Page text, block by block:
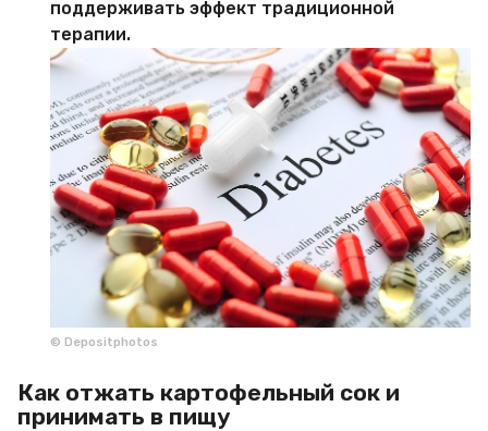
поддерживать эффект традиционной
терапии.
© Depositphotos
Как отжать картофельный сок и
принимать в пищу